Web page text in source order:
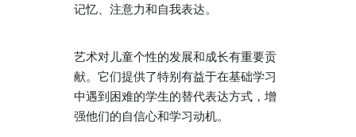
记忆、注意力和自我表达。
艺术对儿童个性的发展和成长有重要贡
献。它们提供了特别有益于在基础学习
中遇到困难的学生的替代表达方式，增
强他们的自信心和学习动机。